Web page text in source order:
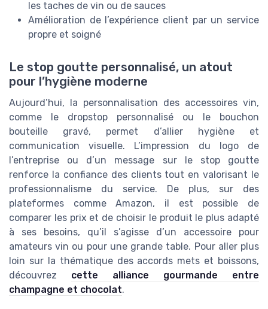
les taches de vin ou de sauces
Amélioration de l’expérience client par un service
propre et soigné
Le stop goutte personnalisé, un atout
pour l’hygiène moderne
Aujourd’hui, la personnalisation des accessoires vin,
comme le dropstop personnalisé ou le bouchon
bouteille gravé, permet d’allier hygiène et
communication visuelle. L’impression du logo de
l’entreprise ou d’un message sur le stop goutte
renforce la confiance des clients tout en valorisant le
professionnalisme du service. De plus, sur des
plateformes comme Amazon, il est possible de
comparer les prix et de choisir le produit le plus adapté
à ses besoins, qu’il s’agisse d’un accessoire pour
amateurs vin ou pour une grande table. Pour aller plus
loin sur la thématique des accords mets et boissons,
découvrez cette alliance gourmande entre
champagne et chocolat.